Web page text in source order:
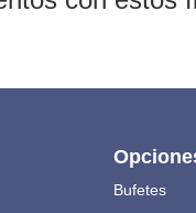
Bufetes